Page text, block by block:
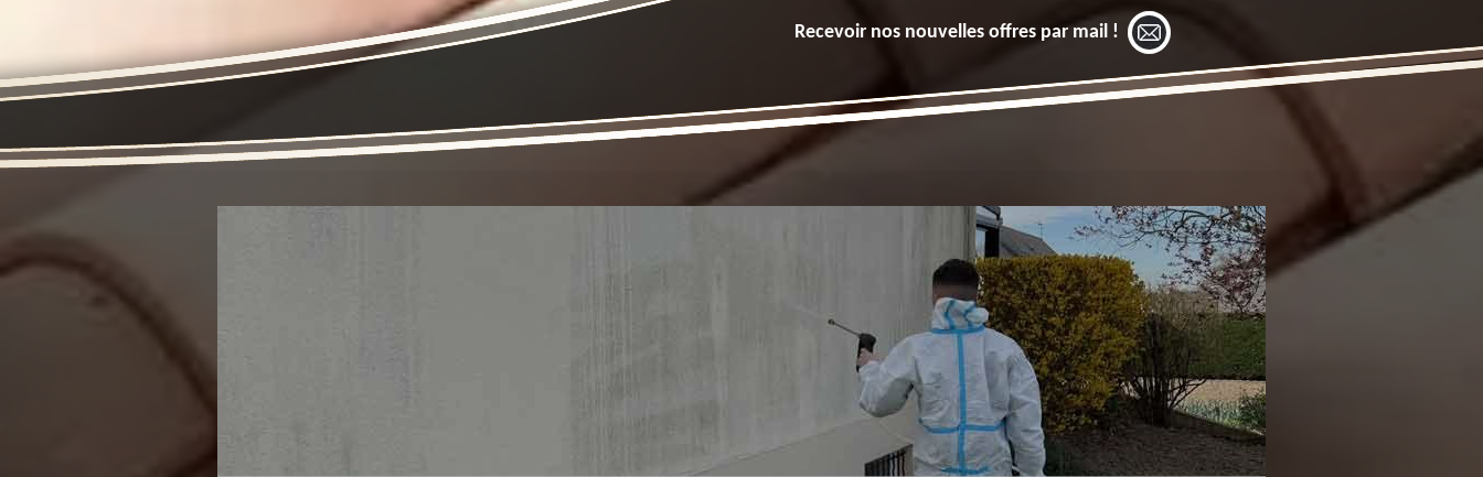
Recevoir nos nouvelles offres par mail !